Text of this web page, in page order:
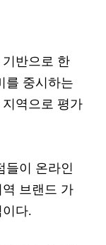
반으로 한
를 중시하는
역으로 평가
들이 온라인
브랜드 가
다.